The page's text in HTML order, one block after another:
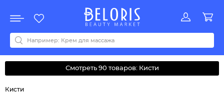
Акции
Все бренды
0-9ABCDEFGHIJKLMNOPQRSTUVWYZАБВДЗИМОКЛНПРСТУФ
Смотреть 90 товаров: Кисти
Кисти